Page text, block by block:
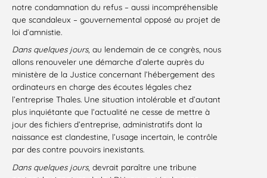
notre condamnation du refus – aussi incompréhensible
que scandaleux – gouvernemental opposé au projet de
loi d’amnistie.
Dans quelques jours, au lendemain de ce congrès, nous
allons renouveler une démarche d’alerte auprès du
ministère de la Justice concernant l’hébergement des
ordinateurs en charge des écoutes légales chez
l’entreprise Thales. Une situation intolérable et d’autant
plus inquiétante que l’actualité ne cesse de mettre à
jour des fichiers d’entreprise, administratifs dont la
naissance est clandestine, l’usage incertain, le contrôle
par des contre pouvoirs inexistants.
Dans quelques jours, devrait paraître une tribune